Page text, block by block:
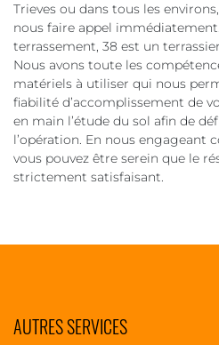
Trieves ou dans tous les
nous faire appel immédiatement.
terrassement, 38 est un
Nous avons toute les
matériels à utiliser qui nous
fiabilité d’accomplissement de
en main l’étude du sol afin de
l’opération. En nous engageant
vous pouvez être serein que le
strictement satisfaisant.
AUTRES SERVICES